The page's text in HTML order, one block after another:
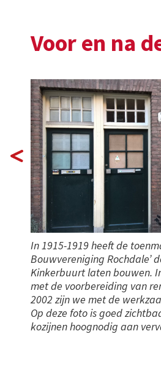
Voor en na
In 1915-1919 heeft de
Bouwvereniging Rochdale’
Kinkerbuurt laten bouwen.
met de voorbereiding van
2002 zijn we met de
Op deze foto is goed
kozijnen hoognodig aan